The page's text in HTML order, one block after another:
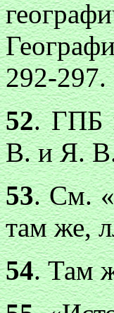
292-297.
52. ГПБ
В. и Я.
53. См.
там же,
54. Там